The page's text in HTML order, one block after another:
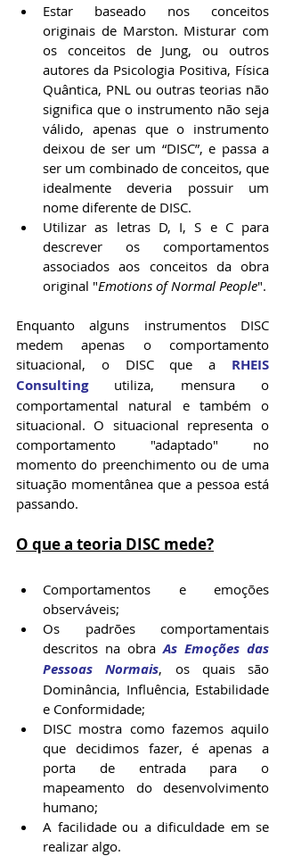
Estar baseado nos conceitos
originais de Marston. Misturar com
os conceitos de Jung, ou outros
autores da Psicologia Positiva, Física
Quântica, PNL ou outras teorias não
significa que o instrumento não seja
válido, apenas que o instrumento
deixou de ser um “DISC”, e passa a
ser um combinado de conceitos, que
idealmente deveria possuir um
nome diferente de DISC.
Utilizar as letras D, I, S e C para
descrever os comportamentos
associados aos conceitos da obra
original "Emotions of Normal People".
Enquanto alguns instrumentos DISC
medem apenas o comportamento
situacional, o DISC que a RHEIS
Consulting utiliza, mensura o
comportamental natural e também o
situacional. O situacional representa o
comportamento "adaptado" no
momento do preenchimento ou de uma
situação momentânea que a pessoa está
passando.
O que a teoria DISC mede?
Comportamentos e emoções
observáveis;
Os padrões comportamentais
descritos na obra As Emoções das
Pessoas Normais, os quais são
Dominância, Influência, Estabilidade
e Conformidade;
DISC mostra como fazemos aquilo
que decidimos fazer, é apenas a
porta de entrada para o
mapeamento do desenvolvimento
humano;
A facilidade ou a dificuldade em se
realizar algo.